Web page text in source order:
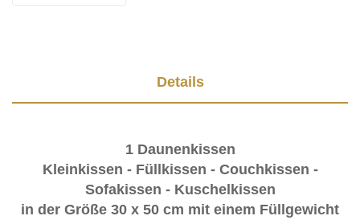
Details
1 Daunenkissen
Kleinkissen - Füllkissen - Couchkissen -
Sofakissen - Kuschelkissen
in der Größe 30 x 50 cm mit einem Füllgewicht